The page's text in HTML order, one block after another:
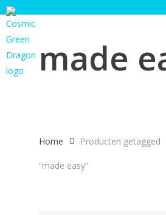
Skip
to
main
content
made
Home Producten getagged
“made easy”